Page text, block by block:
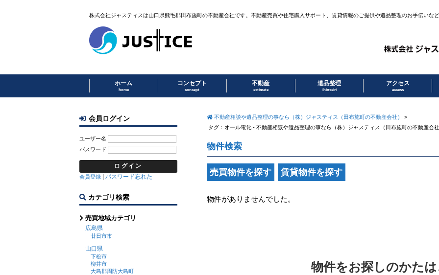
株式会社ジャスティスは山口県熊毛郡田布施町の不動産会社です。不動産売買や住宅購入サポート、賃貸情報のご提供や遺品整理のお手伝いな
ホーム
home
コンセプト
concept
不動産
estimate
遺品整理
ihinseiri
アクセス
access
不動産相談や遺品整理の事なら（株）ジャスティス（田布施町の不動産会社）
>
タグ：オール電化 - 不動産相談や遺品整理の事なら（株）ジャスティス（田布施町の不動産会
物件検索
売買物件を探す 賃貸物件を探す
物件がありませんでした。
物件をお探しのかた
会員ログイン
ユーザー名
パスワード
会員登録 | パスワード忘れた
カテゴリ検索
売買地域カテゴリ
広島県
廿日市市
山口県
下松市
柳井市
大島郡周防大島町